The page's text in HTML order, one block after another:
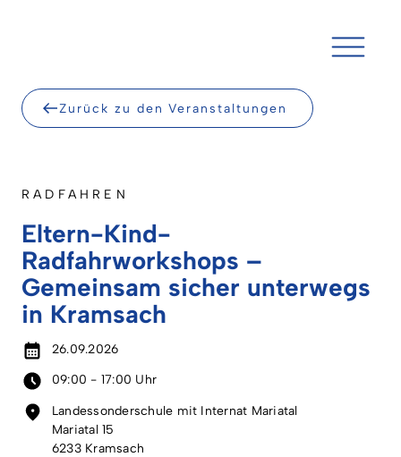
Zurück zu den Veranstaltungen
RADFAHREN
Eltern-Kind-
Radfahrworkshops –
Gemeinsam sicher unterwegs
in Kramsach
26.09.2026
09:00 - 17:00 Uhr
Landessonderschule mit Internat Mariatal
Mariatal 15
6233 Kramsach